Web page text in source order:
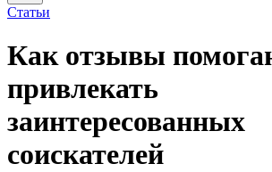
Статьи
Как отзывы
привлекать
заинтересованных
соискателей